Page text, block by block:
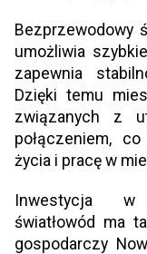
Bezprzewodowy
umożliwia
zapewnia
Dzięki temu
związanych z
połączeniem,
życia i pracę w
Inwestycja w
światłowód ma
gospodarczy